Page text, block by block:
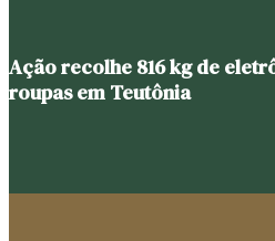
Ação recolhe 816 kg de
roupas em Teutônia